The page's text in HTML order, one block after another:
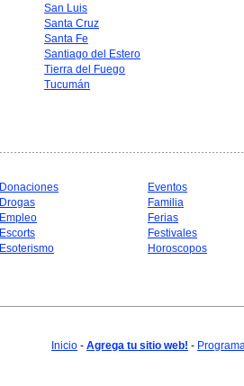
San Luis
Santa Cruz
Santa Fe
Santiago del Estero
Tierra del Fuego
Tucumán
Donaciones
Drogas
Empleo
Escorts
Esoterismo
Eventos
Familia
Ferias
Festivales
Horoscopos
Inicio - Agrega tu sitio web! -